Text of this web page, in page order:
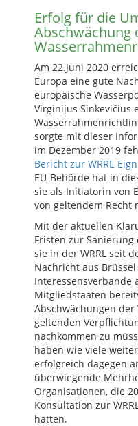
Erfolg für die
Abschwächung
Am 22.Juni 2020
Europa eine gute
europäische
Virginijus Sinkevičius
sorgte mit dieser
im Dezember 2019
Bericht zur WRRL-
EU-Behörde hat in
sie als Initiatorin von
von geltendem Recht
Mit der aktuellen
Fristen zur Sanierung
sie in der WRRL seit
Nachricht aus
Interessensverbände
Mitgliedstaaten
Abschwächungen der
geltenden
nachkommen zu
haben wie viele
erfolgreich dagegen
überwiegende
Organisationen, die
Konsultation zur
hatten.